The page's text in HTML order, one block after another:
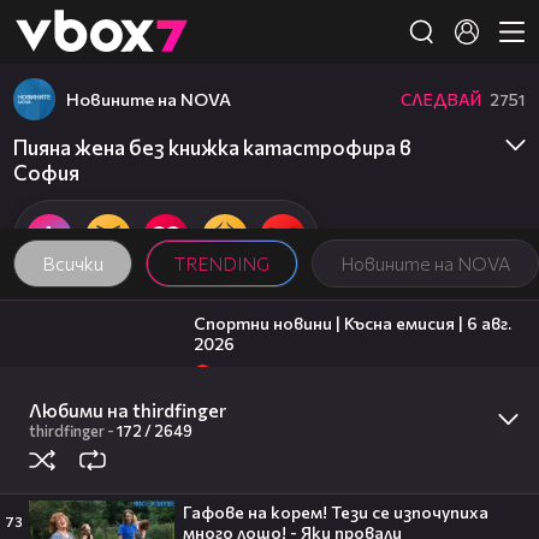
👾
Любими на thirdfinger
thirdfinger-172 / 2649
73
Гафове на корем! Тези се изпочупиха
много лошо! - Яки провали
Всички TRENDING Новините на NOVA
Новините на NOVA СЛЕДВАЙ 2751
Пияна жена без книжка катастрофира в
София
04:51
Спортни новини | Късна емисия | 6 авг.
2026
Украински дронове атакуваха големи
Безглутенов хляб от трици и
хърватски десерт от Милена
Маркова-Маца | Черешката на